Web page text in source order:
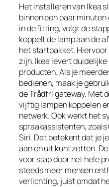
Het installeren van Ikea
binnen een paar
in de fitting, volgt de
koppelt de lamp aan de
het startpakket.
zijn. Ikea levert
producten. Als je
bedienen, maak je
de Trådfri gateway. Met
vijftig lampen koppelen
netwerk. Ook werkt het
spraakassistenten,
Siri. Dat betekent dat je
aan en uit kunt zetten.
voor stap door het hele
steeds meer mensen
verlichting, juist omdat